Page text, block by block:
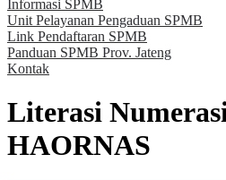
Informasi SPMB
Unit Pelayanan Pengaduan SPMB
Link Pendaftaran SPMB
Panduan SPMB Prov. Jateng
Kontak
Literasi
HAORNAS